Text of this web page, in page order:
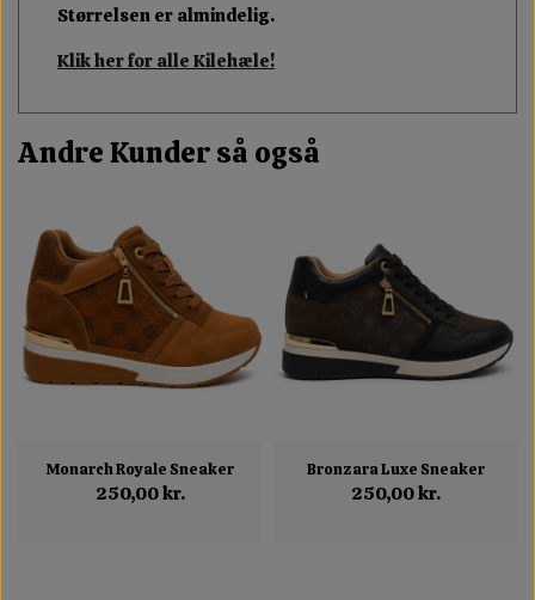
Størrelsen er almindelig.
Klik her for alle Kilehæle!
Andre Kunder så også
Monarch Royale Sneaker
250,00 kr.
Bronzara Luxe Sneaker
250,00 kr.